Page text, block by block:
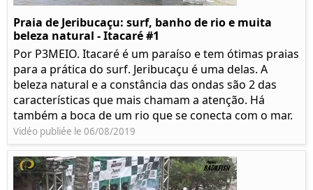
Praia de Jeribucaçu: surf, banho de rio e muita
beleza natural - Itacaré #1
Por P3MEIO. Itacaré é um paraíso e tem ótimas praias
para a prática do surf. Jeribucaçu é uma delas. A
beleza natural e a constância das ondas são 2 das
características que mais chamam a atenção. Há
também a boca de um rio que se conecta com o mar.
Vidéo publiée le 06/08/2019